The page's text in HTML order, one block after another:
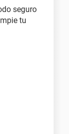
seguro
tu